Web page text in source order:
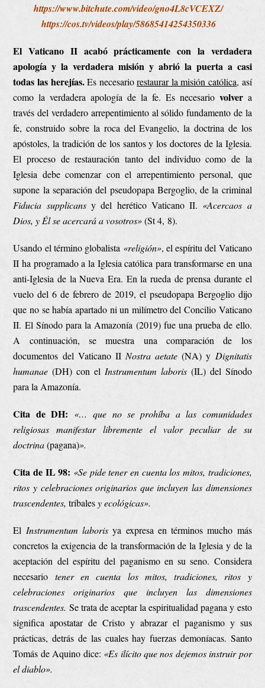
https://www.bitchute.com/video/gno4L8cVCEXZ/
https://cos.tv/videos/play/58685414254350336
El Vaticano II acabó prácticamente con la verdadera
apología y la verdadera misión y abrió la puerta a casi
todas las herejías.Es necesariorestaurar la misión católica, así
como la verdadera apología de la fe. Es necesario volvera
través del verdadero arrepentimiento al sólido fundamento de la
fe, construido sobre la roca del Evangelio, la doctrina de los
apóstoles, la tradición de los santos y los doctores de la Iglesia.
El proceso de restauración tanto del individuo como de la
Iglesia debe comenzar con el arrepentimiento personal, que
supone la separación del pseudopapa Bergoglio, de la criminal
Fiducia supplicansy del herético Vaticano II. «Acercaos a
Dios, y Él se acercará a vosotros»(St 4, 8).
Usando el término globalista «religión», el espíritu del Vaticano
II ha programado a la Iglesia católica para transformarse en una
anti-Iglesia de la Nueva Era. En la rueda de prensa durante el
vuelo del 6 de febrero de 2019, el pseudopapa Bergoglio dijo
que no se había apartado ni un milímetro del Concilio Vaticano
II. El Sínodo para la Amazonía (2019) fue una prueba de ello.
A continuación, se muestra una comparación de los
documentos del Vaticano II Nostra aetate (NA) y Dignitatis
humanae (DH) con el Instrumentum laboris (IL) del Sínodo
para la Amazonía.
Cita de DH: «… que no se prohíba a las comunidades
religiosas manifestar libremente el valor peculiar de su
doctrina(pagana)».
Cita de IL 98: «Se pide tener en cuenta los mitos, tradiciones,
ritos y celebraciones originarios que incluyen las dimensiones
trascendentes,tribalesy ecológicas».
El Instrumentum laborisya expresa en términos mucho más
concretos la exigencia de la transformación de la Iglesia y de la
aceptación del espíritu del paganismo en su seno. Considera
necesario tener en cuenta los mitos, tradiciones, ritos y
celebracionesoriginariosque incluyen las dimensiones
trascendentes. Se trata de aceptar la espiritualidad pagana y esto
significa apostatar de Cristo y abrazar el paganismo y sus
prácticas, detrás de las cuales hay fuerzas demoníacas. Santo
Tomás de Aquino dice: «Es ilícito que nos dejemos instruir por
el diablo».